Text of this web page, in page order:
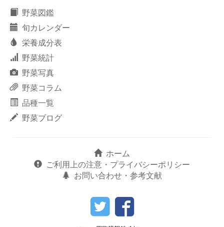
野菜図鑑
旬カレンダー
栄養成分表
野菜統計
野菜写真
野菜コラム
品種一覧
野菜ブログ
ホーム
ご利用上の注意・プライバシーポリシー
お問い合わせ・参考文献